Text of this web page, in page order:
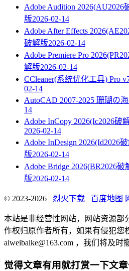
Adobe Audition 2026(AU2026
版2026-02-14
Adobe After Effects
破解版2026-02-14
Adobe Premiere Pro
解版2026-02-14
CCleaner(系统优化工具) Pro
02-14
AutoCAD 2007-2025 珊瑚の
14
Adobe InCopy 2026(Ic2026破
2026-02-14
Adobe InDesign 2026(Id2026
版2026-02-14
Adobe Bridge 2026(BR2026
版2026-02-14
© 2023-2026 烈火下载 百度地图
本站是非经营性网站，网站资源部
作权归原作者所有，如果有侵犯您
aiweibaike@163.com ，我们将及时
觉得文章有用就打赏一下文